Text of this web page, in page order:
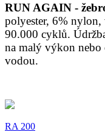
RUN AGAIN -
polyester, 6% nylon,
90.000 cyklů.
na malý výkon nebo
vodou.
RA 200